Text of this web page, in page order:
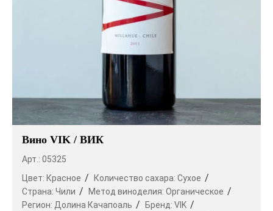
Вино VIK / ВИК
Арт.: 05325
Цвет: Красное Количество сахара: Сухое
Страна: Чили Метод виноделия: Органическое
Регион: Долина Качапоаль Бренд: VIK